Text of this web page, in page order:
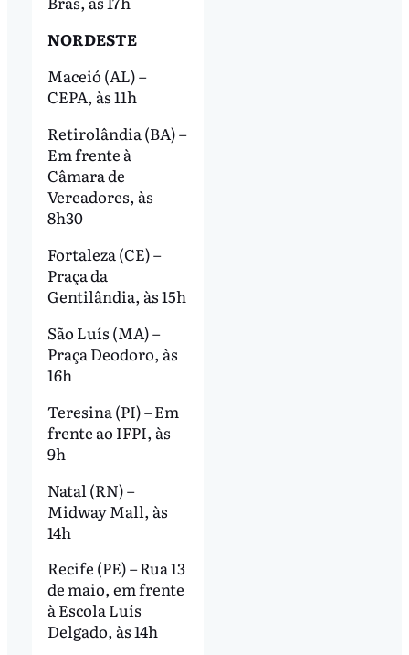
NORDESTE
Maceió (AL) –
CEPA, às 11h
Retirolândia (BA) –
Em frente à
Câmara de
Vereadores, às
8h30
Fortaleza (CE) –
Praça da
Gentilândia, às 15h
São Luís (MA) –
Praça Deodoro, às
16h
Teresina (PI) – Em
frente ao IFPI, às
9h
Natal (RN) –
Midway Mall, às
14h
Recife (PE) – Rua 13
de maio, em frente
à Escola Luís
Delgado, às 14h